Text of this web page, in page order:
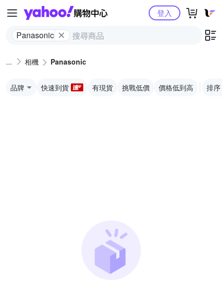
Yahoo購物中心
Panasonic
登入
相機 Panasonic
品牌 快速到貨 有現貨 挑戰低價 價格低到高 排序